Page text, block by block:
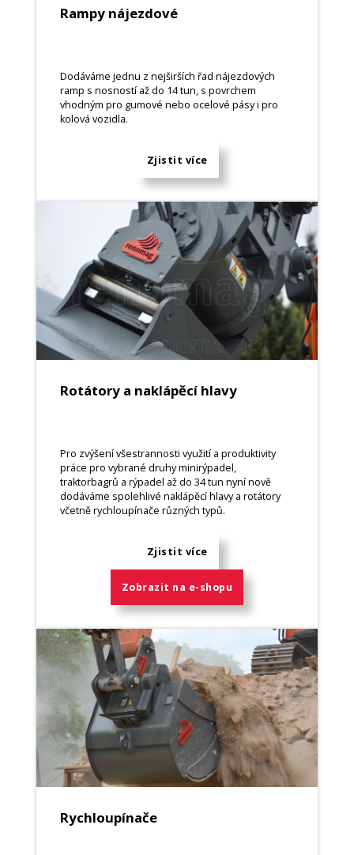
Rampy nájezdové
Dodáváme jednu z nejširších řad nájezdových
ramp s nosností až do 14 tun, s povrchem
vhodným pro gumové nebo ocelové pásy i pro
kolová vozidla.
Zjistit více
Rotátory a naklápěcí hlavy
Pro zvýšení všestrannosti využití a produktivity
práce pro vybrané druhy minirýpadel,
traktorbagrů a rýpadel až do 34 tun nyní nově
dodáváme spolehlivé naklápěcí hlavy a rotátory
včetně rychloupínače různých typů.
Zjistit více
Zobrazit na e-shopu
Rychloupínače